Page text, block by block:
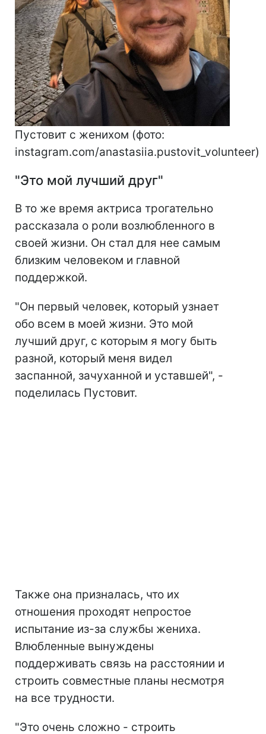
Пустовит с женихом (фото:
instagram.com/anastasiia.pustovit_volunteer)
"Это мой лучший друг"
В то же время актриса трогательно
рассказала о роли возлюбленного в
своей жизни. Он стал для нее самым
близким человеком и главной
поддержкой.
"Он первый человек, который узнает
обо всем в моей жизни. Это мой
лучший друг, с которым я могу быть
разной, который меня видел
заспанной, зачуханной и уставшей", -
поделилась Пустовит.
Также она призналась, что их
отношения проходят непростое
испытание из-за службы жениха.
Влюбленные вынуждены
поддерживать связь на расстоянии и
строить совместные планы несмотря
на все трудности.
"Это очень сложно - строить